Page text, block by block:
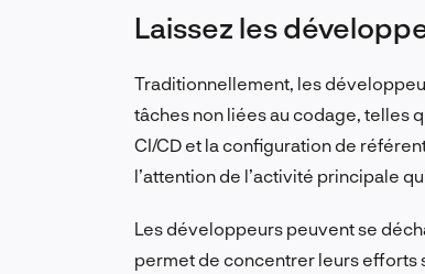
Laissez les
Traditionnellement, les
tâches non liées au codage, telles
CI/CD et la configuration de
l’attention de l’activité principale
Les développeurs peuvent se
permet de concentrer leurs efforts